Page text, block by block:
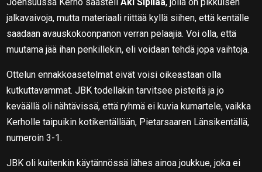
jalkavaivoja, mutta materiaali riittää kyllä siihen, että kentälle
saadaan avauskokoonpanon verran pelaajia. Voi olla, että
muutama jää ihan penkillekin, eli voidaan tehdä jopa vaihtoja.
Ottelun ennakkoasetelmat eivät voisi oikeastaan olla
kutkuttavammat. JBK todellakin tarvitsee pisteitä ja jo
keväällä oli nähtävissä, että ryhmä ei kuvia kumartele, vaikka
Kerholle taipuikin kotikentällään, Pietarsaaren Länsikentällä,
numeroin 3-1.
JBK oli kuitenkin käytännössä lähes ainoa joukkue, joka ei